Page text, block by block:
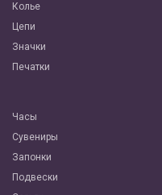
Колье
Цепи
Значки
Печатки
Часы
Сувениры
Запонки
Подвески